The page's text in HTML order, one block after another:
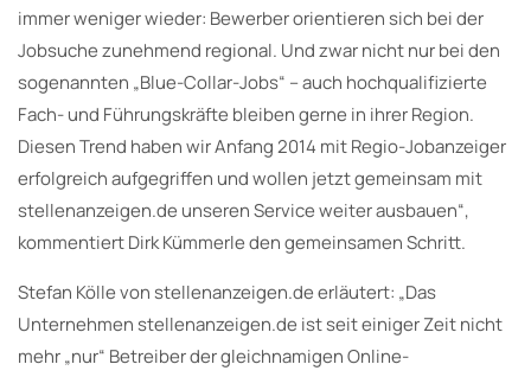
immer weniger wieder: Bewerber orientieren sich bei der
Jobsuche zunehmend regional. Und zwar nicht nur bei den
sogenannten „Blue-Collar-Jobs“ – auch hochqualifizierte
Fach- und Führungskräfte bleiben gerne in ihrer Region.
Diesen Trend haben wir Anfang 2014 mit Regio-Jobanzeiger
erfolgreich aufgegriffen und wollen jetzt gemeinsam mit
stellenanzeigen.de unseren Service weiter ausbauen“,
kommentiert Dirk Kümmerle den gemeinsamen Schritt.
Stefan Kölle von stellenanzeigen.de erläutert: „Das
Unternehmen stellenanzeigen.de ist seit einiger Zeit nicht
mehr „nur“ Betreiber der gleichnamigen Online-